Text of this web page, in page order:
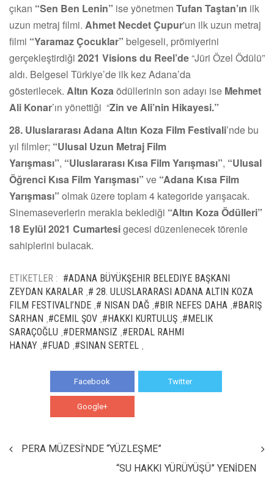
çıkan “Sen Ben Lenin” ise yönetmen Tufan Taştan’ın ilk
uzun metraj filmi. Ahmet Necdet Çupur'un ilk uzun metraj
filmi “Yaramaz Çocuklar” belgeseli, prömiyerini
gerçekleştirdiği 2021 Visions du Reel’de“Jüri Özel Ödülü”
aldı. Belgesel Türkiye’de ilk kez Adana’da
gösterilecek. Altın Koza ödüllerinin son adayı ise Mehmet
Ali Konar’ın yönettiği “Zin ve Ali’nin Hikayesi.”
28. Uluslararası Adana Altın Koza Film Festivali’nde bu
yıl filmler; “Ulusal Uzun Metraj Film
Yarışması”, “Uluslararası Kısa Film Yarışması”, “Ulusal
Öğrenci Kısa Film Yarışması” ve “Adana Kısa Film
Yarışması” olmak üzere toplam 4 kategoride yarışacak.
Sinemaseverlerin merakla beklediği “Altın Koza Ödülleri”
18 Eylül 2021 Cumartesigecesi düzenlenecek törenle
sahiplerini bulacak.
ETIKETLER : #ADANA BÜYÜKŞEHIR BELEDIYE BAŞKANI
ZEYDAN KARALAR # 28. ULUSLARARASI ADANA ALTIN KOZA
FILM FESTIVALI’NDE # NISAN DAĞ #BIR NEFES DAHA #BARIŞ
SARHAN #CEMIL ŞOV #HAKKI KURTULUŞ #MELIK
SARAÇOĞLU #DERMANSIZ #ERDAL RAHMI
HANAY #FUAD #SINAN SERTEL
Facebook Twitter
Google+
PERA MÜZESİ’NDE “YÜZLEŞME”
“SU HAKKI YÜRÜYÜŞÜ” YENİDEN